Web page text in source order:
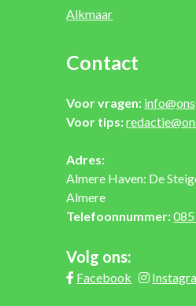
Alkmaar
Contact
Voor vragen:
Voor tips:
Adres:
Almere Haven: De
Almere
Telefoonnummer:
Volg ons:
Facebook